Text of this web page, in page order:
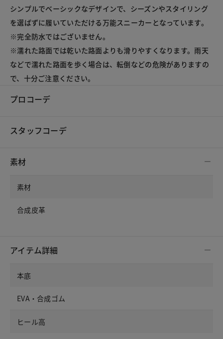
シンプルでベーシックなデザインで、シーズンやスタイリング
を選ばずに履いていただける万能スニーカーとなっています。
※完全防水ではございません。
※濡れた路面では乾いた路面よりも滑りやすくなります。雨天
などで濡れた路面を歩く場合は、転倒などの危険がありますの
で、十分ご注意ください。
プロコーデ
スタッフコーデ
素材
素材
合成皮革
アイテム詳細
本底
EVA・合成ゴム
ヒール高